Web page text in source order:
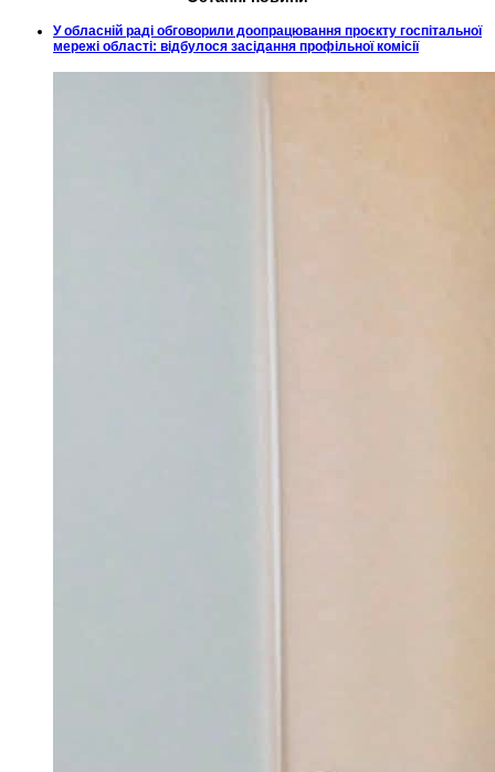
У обласній раді обговорили доопрацювання проєкту госпітальної
мережі області: відбулося засідання профільної комісії